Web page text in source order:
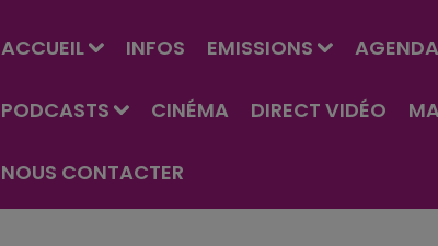
ACCUEIL INFOS EMISSIONS AGENDA
PODCASTS CINÉMA DIRECT VIDÉO
NOUS CONTACTER